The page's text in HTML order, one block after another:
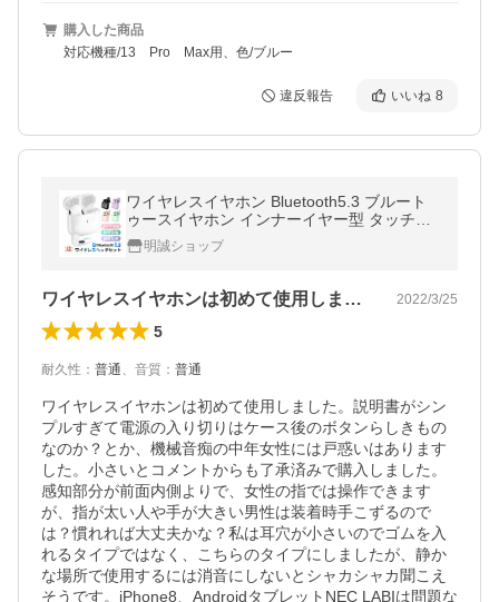
購入した商品
対応機種/13 Pro Max用、色/ブルー
違反報告 いいね 8
ワイヤレスイヤホン Bluetooth5.3 ブルート
ゥースイヤホン インナーイヤー型 タッチ式
左右分離型 低遅延 片耳 両耳 防水 Siri対応
【PL保険加入済み製品・安心】
明誠ショップ
ワイヤレスイヤホンは初めて使用しました… 2022/3/25
5
耐久性 ： 普通、 音質 ： 普通
ワイヤレスイヤホンは初めて使用しました。説明書がシン
プルすぎて電源の入り切りはケース後のボタンらしきもの
なのか？とか、機械音痴の中年女性には戸惑いはあります
した。小さいとコメントからも了承済みで購入しました。
感知部分が前面内側よりで、女性の指では操作できます
が、指が太い人や手が大きい男性は装着時手こずるので
は？慣れれば大丈夫かな？私は耳穴が小さいのでゴムを入
れるタイプではなく、こちらのタイプにしましたが、静か
な場所で使用するには消音にしないとシャカシャカ聞こえ
そうです。iPhone8、AndroidタブレットNEC LABIは問題な